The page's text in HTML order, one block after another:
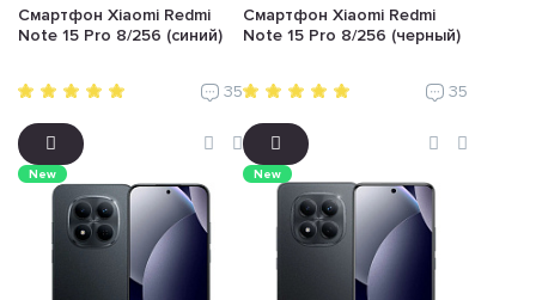
Смартфон Xiaomi Redmi
Note 15 Pro 8/256 (синий)
35
Смартфон Xiaomi Redmi
Note 15 Pro 8/256 (черный)
35
New New